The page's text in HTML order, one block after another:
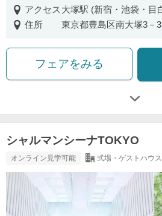
アクセス 大塚駅 (新宿・池袋・目
住所
東京都豊島区南大塚3－
フェアをみる
シャルマンシーナTOKYO
オンライン見学可能 式場・ゲストハウス